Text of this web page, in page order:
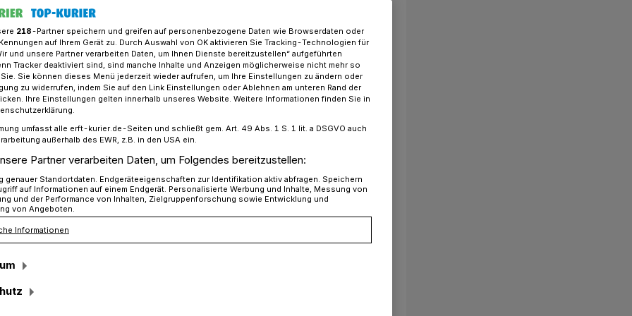
für Ermittler in Neusser Betrieben
im Einsatz für
Kreis kämpfen regelmäßig mit
Kleinen und
oft die Mittel, um intern gegen
Genau an dieser Stelle kommen
ins Spiel. Neuss bietet durch
218-Partner speichern und greifen auf personenbezogene Daten wie Browserdaten oder
auf Ihrem Gerät zu. Durch Auswahl von OK aktivieren Sie Tracking-Technologien für
und unsere Partner verarbeiten Daten, um Ihnen Dienste bereitzustellen“ aufgeführten
Tracker deaktiviert sind, sind manche Inhalte und Anzeigen möglicherweise nicht mehr so
Sie können dieses Menü jederzeit wieder aufrufen, um Ihre Einstellungen zu ändern oder
zu widerrufen, indem Sie auf den Link Einstellungen oder Ablehnen am unteren Rand der
Ihre Einstellungen gelten innerhalb unseres Website. Weitere Informationen finden Sie in
umfasst alle erft-kurier.de-Seiten und schließt gem. Art. 49 Abs. 1 S. 1 lit. a DSGVO auch
außerhalb des EWR, z.B. in den USA ein.
Partner verarbeiten Daten, um Folgendes bereitzustellen:
genauer Standortdaten. Endgeräteeigenschaften zur Identifikation aktiv abfragen. Speichern
auf Informationen auf einem Endgerät. Personalisierte Werbung und Inhalte, Messung von
und der Performance von Inhalten, Zielgruppenforschung sowie Entwicklung und
von Angeboten.
Informationen